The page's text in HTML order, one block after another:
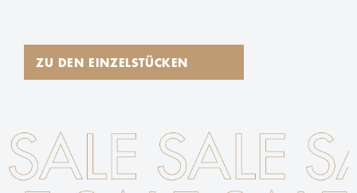
ZU DEN EINZELSTÜCKEN